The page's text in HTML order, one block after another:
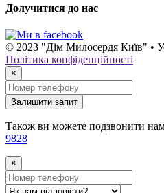
Долучитися до нас
© 2023 "Дім Милосердя Київ" •
Політика конфіденційності
×
Залишити запит
Також ви можете подзвонити
9828
×